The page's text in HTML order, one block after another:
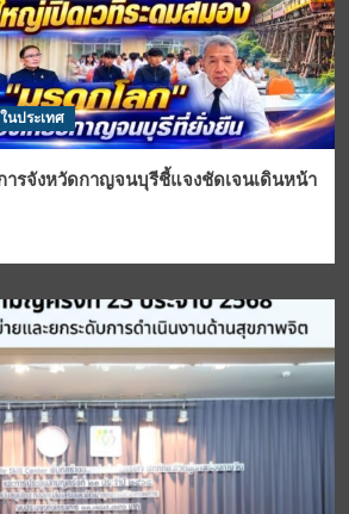
ในประเทศ
รจังหวัดกาญจนบุรีชี้แจงชัดเจนเดินหน้า